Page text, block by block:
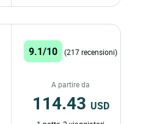
9.1/10 (217 recensioni)
A partire da
114.43 USD